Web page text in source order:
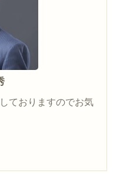
ておりますのでお気